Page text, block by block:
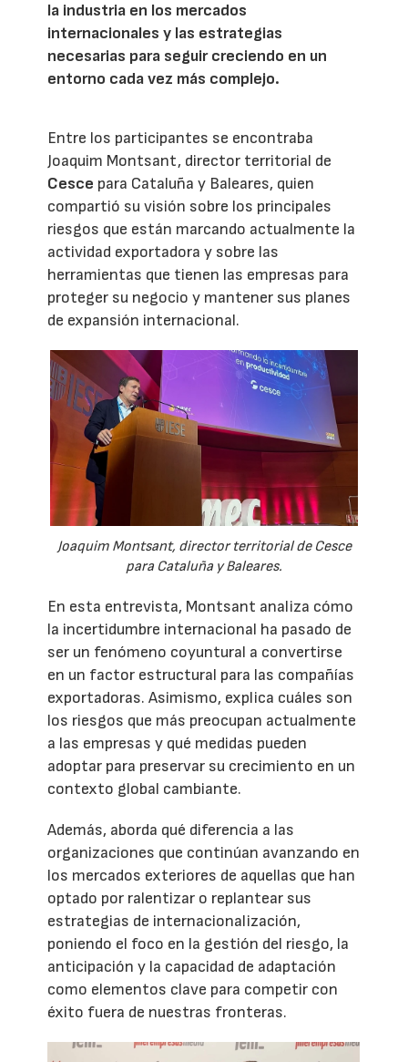
la industria en los mercados
internacionales y las estrategias
necesarias para seguir creciendo en un
entorno cada vez más complejo.
Entre los participantes se encontraba
Joaquim Montsant, director territorial de
Cesce para Cataluña y Baleares, quien
compartió su visión sobre los principales
riesgos que están marcando actualmente la
actividad exportadora y sobre las
herramientas que tienen las empresas para
proteger su negocio y mantener sus planes
de expansión internacional.
Joaquim Montsant, director territorial de Cesce
para Cataluña y Baleares.
En esta entrevista, Montsant analiza cómo
la incertidumbre internacional ha pasado de
ser un fenómeno coyuntural a convertirse
en un factor estructural para las compañías
exportadoras. Asimismo, explica cuáles son
los riesgos que más preocupan actualmente
a las empresas y qué medidas pueden
adoptar para preservar su crecimiento en un
contexto global cambiante.
Además, aborda qué diferencia a las
organizaciones que continúan avanzando en
los mercados exteriores de aquellas que han
optado por ralentizar o replantear sus
estrategias de internacionalización,
poniendo el foco en la gestión del riesgo, la
anticipación y la capacidad de adaptación
como elementos clave para competir con
éxito fuera de nuestras fronteras.